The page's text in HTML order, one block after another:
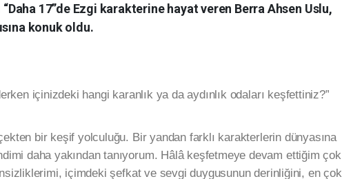
17”de Ezgi karakterine hayat veren Berra Ahsen Uslu,
konuk oldu.
içinizdeki hangi karanlık ya da aydınlık odaları keşfettiniz?”
bir keşif yolculuğu. Bir yandan farklı karakterlerin dünyasına
daha yakından tanıyorum. Hâlâ keşfetmeye devam ettiğim çok
içimdeki şefkat ve sevgi duygusunun derinliğini, en çok